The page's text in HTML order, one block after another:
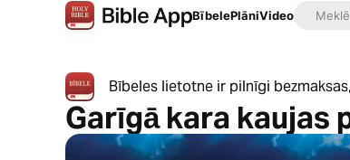
BībelePlāniVideo
Bībeles lietotne ir pilnīgi
Garīgā kara kaujas